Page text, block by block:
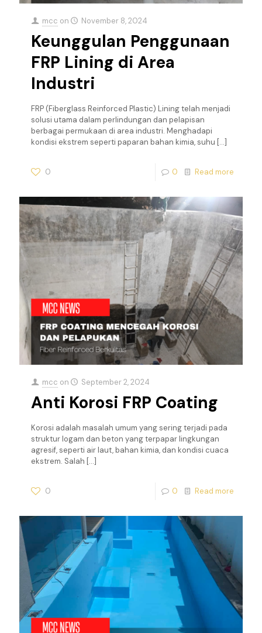
mcc on November 8, 2024
Keunggulan Penggunaan
FRP Lining di Area
Industri
FRP (Fiberglass Reinforced Plastic) Lining telah menjadi
solusi utama dalam perlindungan dan pelapisan
berbagai permukaan di area industri. Menghadapi
kondisi ekstrem seperti paparan bahan kimia, suhu […]
0 0 Read more
mcc on September 2, 2024
Anti Korosi FRP Coating
Korosi adalah masalah umum yang sering terjadi pada
struktur logam dan beton yang terpapar lingkungan
agresif, seperti air laut, bahan kimia, dan kondisi cuaca
ekstrem. Salah […]
0 0 Read more